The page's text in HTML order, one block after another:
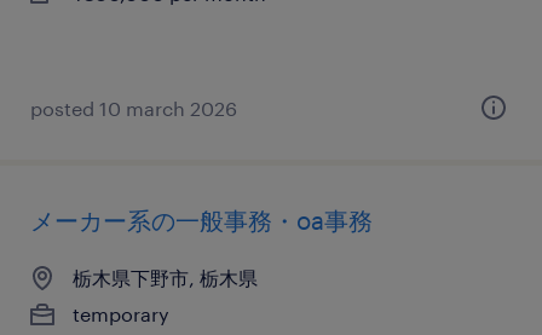
posted 10 march 2026
メーカー系の一般事務・oa事務
栃木県下野市, 栃木県
temporary